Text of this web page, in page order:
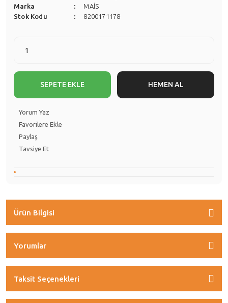
Marka
MAİS
Stok Kodu
8200171178
SEPETE EKLE HEMEN AL
Yorum Yaz
Paylaş
Tavsiye Et
Ürün Bilgisi
Yorumlar
Taksit Seçenekleri